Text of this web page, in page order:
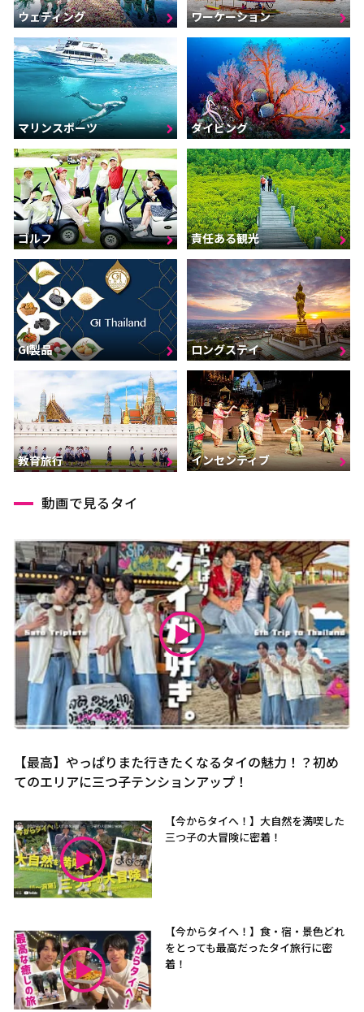
ウェディング ワーケーション
マリンスポーツ ダイビング
ゴルフ 責任ある観光
GI製品 ロングステイ
教育旅行 インセンティブ
動画で見るタイ
【最高】やっぱりまた行きたくなるタイの魅力！？初め
てのエリアに三つ子テンションアップ！
【今からタイへ！】大自然を満喫した
三つ子の大冒険に密着！
【今からタイへ！】食・宿・景色どれ
をとっても最高だったタイ旅行に密
着！